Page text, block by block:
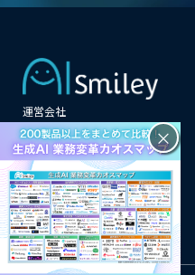
運営会社
よくある質問
メールマガジン登録
情報提供はこちらから
AI企業一覧
サイトマップ
×